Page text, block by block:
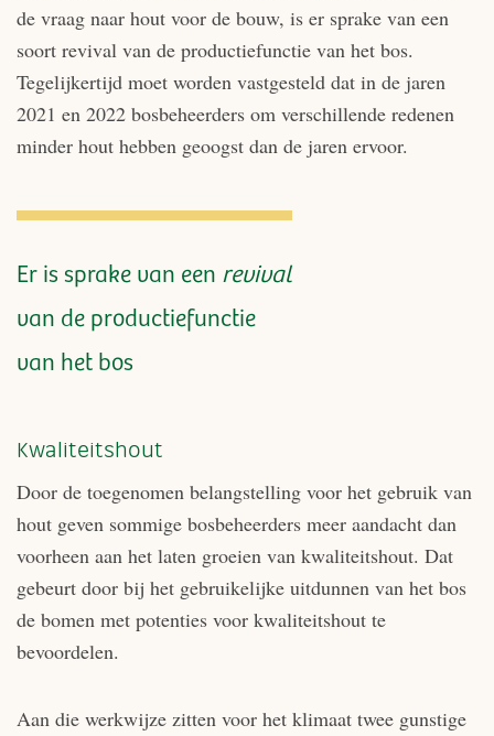
de vraag naar hout voor de bouw, is er sprake van een
soort revival van de productiefunctie van het bos.
Tegelijkertijd moet worden vastgesteld dat in de jaren
2021 en 2022 bosbeheerders om verschillende redenen
minder hout hebben geoogst dan de jaren ervoor.
Er is sprake van een revival
van de productiefunctie
van het bos
Kwaliteitshout
Door de toegenomen belangstelling voor het gebruik van
hout geven sommige bosbeheerders meer aandacht dan
voorheen aan het laten groeien van kwaliteitshout. Dat
gebeurt door bij het gebruikelijke uitdunnen van het bos
de bomen met potenties voor kwaliteitshout te
bevoordelen.
Aan die werkwijze zitten voor het klimaat twee gunstige